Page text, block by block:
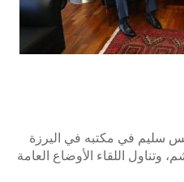
سليم في مكتبه في اليرزة
وتناول اللقاء الأوضاع العامة